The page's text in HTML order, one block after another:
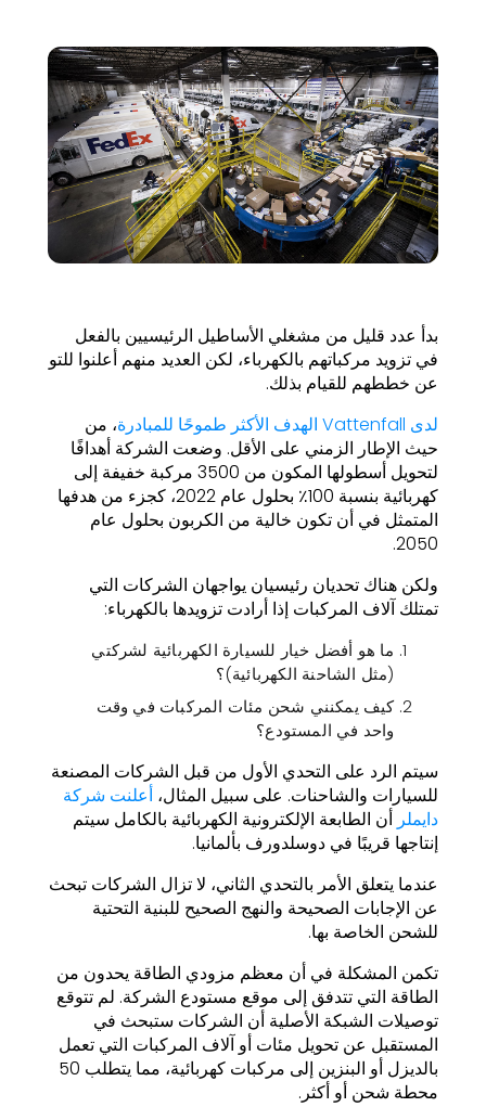
بدأ عدد قليل من مشغلي الأساطيل الرئيسيين بالفعل
في تزويد مركباتهم بالكهرباء، لكن العديد منهم أعلنوا للتو
عن خططهم للقيام بذلك.
لدى Vattenfall الهدف الأكثر طموحًا للمبادرة
، من
حيث الإطار الزمني على الأقل. وضعت الشركة أهدافًا
لتحويل أسطولها المكون من 3500 مركبة خفيفة إلى
كهربائية بنسبة 100٪ بحلول عام 2022، كجزء من هدفها
المتمثل في أن تكون خالية من الكربون بحلول عام
2050.
ولكن هناك تحديان رئيسيان يواجهان الشركات التي
تمتلك آلاف المركبات إذا أرادت تزويدها بالكهرباء:
ما هو أفضل خيار للسيارة الكهربائية لشركتي
(مثل الشاحنة الكهربائية)؟
كيف يمكنني شحن مئات المركبات في وقت
واحد في المستودع؟
سيتم الرد على التحدي الأول من قبل الشركات المصنعة
للسيارات والشاحنات. على سبيل المثال،أعلنت شركة
دايملر أن الطابعة الإلكترونية الكهربائية بالكامل سيتم
إنتاجها قريبًا في دوسلدورف بألمانيا.
عندما يتعلق الأمر بالتحدي الثاني، لا تزال الشركات تبحث
عن الإجابات الصحيحة والنهج الصحيح للبنية التحتية
للشحن الخاصة بها.
تكمن المشكلة في أن معظم مزودي الطاقة يحدون من
الطاقة التي تتدفق إلى موقع مستودع الشركة. لم تتوقع
توصيلات الشبكة الأصلية أن الشركات ستبحث في
المستقبل عن تحويل مئات أو آلاف المركبات التي تعمل
بالديزل أو البنزين إلى مركبات كهربائية، مما يتطلب 50
محطة شحن أو أكثر.